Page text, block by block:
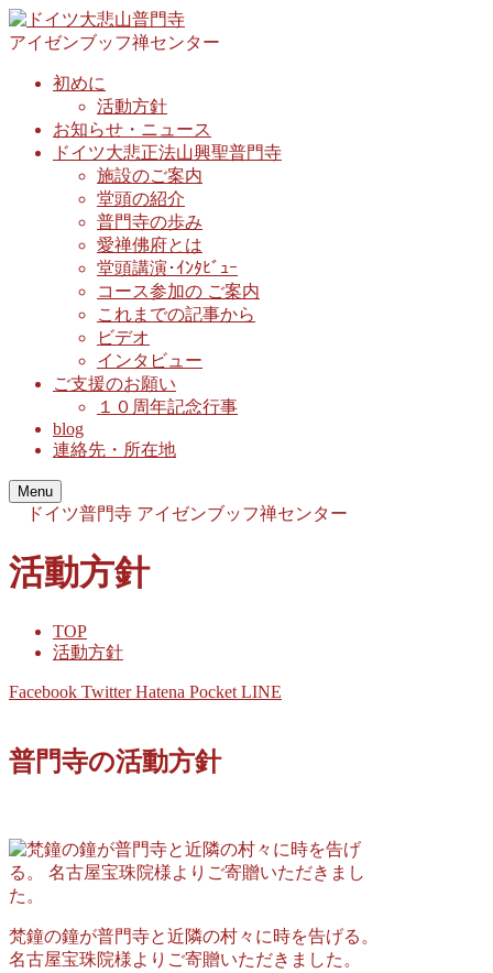
アイゼンブッフ禅センター
初めに
活動方針
お知らせ・ニュース
ドイツ大悲正法山興聖普門寺
施設のご案内
堂頭の紹介
普門寺の歩み
愛禅佛府とは
堂頭講演･ｲﾝﾀﾋﾞｭｰ
コース参加の ご案内
これまでの記事から
ビデオ
インタビュー
ご支援のお願い
１０周年記念行事
blog
連絡先・所在地
Menu
ドイツ普門寺 アイゼンブッフ禅センター
活動方針
TOP
活動方針
Facebook TwitterHatena Pocket LINE
普門寺の活動方針
梵鐘の鐘が普門寺と近隣の村々に時を告げる。
名古屋宝珠院様よりご寄贈いただきました。